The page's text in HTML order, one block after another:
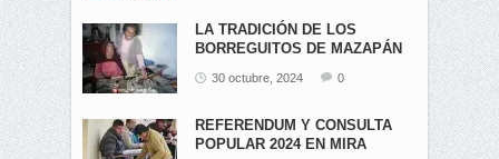
LA TRADICIÓN DE LOS
BORREGUITOS DE MAZAPÁN
30 octubre, 2024 0
REFERENDUM Y CONSULTA
POPULAR 2024 EN MIRA